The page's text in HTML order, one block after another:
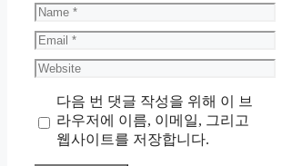
Name
Email
Website
다음 번 댓글 작성을 위해 이 브
라우저에 이름, 이메일, 그리고
웹사이트를 저장합니다.